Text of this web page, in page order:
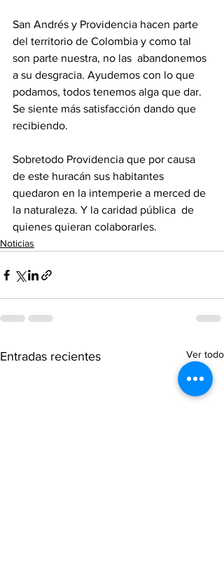
San Andrés y Providencia hacen parte
del territorio de Colombia y como tal
son parte nuestra, no las  abandonemos
a su desgracia. Ayudemos con lo que
podamos, todos tenemos alga que dar.
Se siente más satisfacción dando que
recibiendo.
Sobretodo Providencia que por causa
de este huracán sus habitantes
quedaron en la intemperie a merced de
la naturaleza. Y la caridad pública  de
quienes quieran colaborarles.
Noticias
Entradas recientes Ver todo